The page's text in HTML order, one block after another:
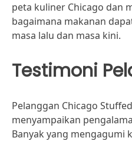
peta kuliner Chicago dan
bagaimana makanan
masa lalu dan masa kini.
Testimoni
Pelanggan Chicago
menyampaikan
Banyak yang mengagumi